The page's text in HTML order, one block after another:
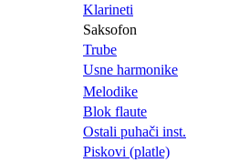
Klarineti
Saksofon
Trube
Usne harmonike
Melodike
Blok flaute
Ostali puhači inst.
Piskovi (platle)